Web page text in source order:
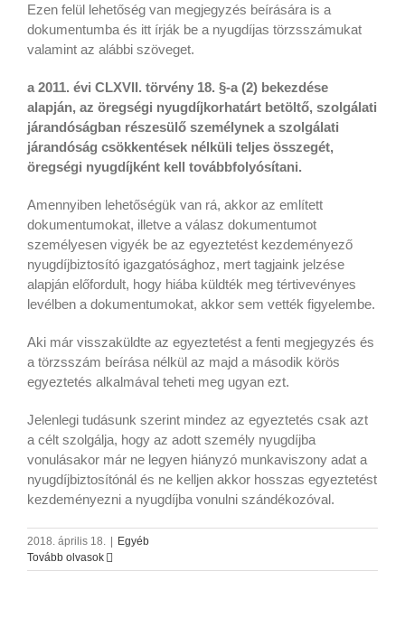
Ezen felül lehetőség van megjegyzés beírására is a
dokumentumba és itt írják be a nyugdíjas törzsszámukat
valamint az alábbi szöveget.
a 2011. évi CLXVII. törvény 18. §-a (2) bekezdése
alapján, az öregségi nyugdíjkorhatárt betöltő, szolgálati
járandóságban részesülő személynek a szolgálati
járandóság csökkentések nélküli teljes összegét,
öregségi nyugdíjként kell továbbfolyósítani.
Amennyiben lehetőségük van rá, akkor az említett
dokumentumokat, illetve a válasz dokumentumot
személyesen vigyék be az egyeztetést kezdeményező
nyugdíjbiztosító igazgatósághoz, mert tagjaink jelzése
alapján előfordult, hogy hiába küldték meg tértivevényes
levélben a dokumentumokat, akkor sem vették figyelembe.
Aki már visszaküldte az egyeztetést a fenti megjegyzés és
a törzsszám beírása nélkül az majd a második körös
egyeztetés alkalmával teheti meg ugyan ezt.
Jelenlegi tudásunk szerint mindez az egyeztetés csak azt
a célt szolgálja, hogy az adott személy nyugdíjba
vonulásakor már ne legyen hiányzó munkaviszony adat a
nyugdíjbiztosítónál és ne kelljen akkor hosszas egyeztetést
kezdeményezni a nyugdíjba vonulni szándékozóval.
2018. április 18. | Egyéb
Tovább olvasok